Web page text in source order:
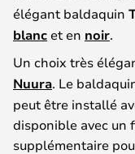
élégant baldaquin
blancet en noir.
Un choix très
Nuura. Le
peut être installé
disponible avec un
supplémentaire